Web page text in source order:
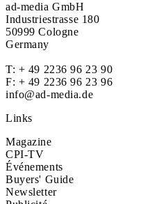
ad-media GmbH
Industriestrasse 180
50999 Cologne
Germany
T: + 49 2236 96 23 90
F: + 49 2236 96 23 96
info@ad-media.de
Links
Magazine
CPI-TV
Événements
Buyers' Guide
Newsletter